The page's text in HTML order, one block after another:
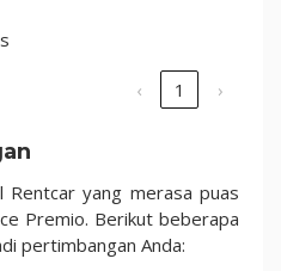
‹ 1 ›
Rentcar yang merasa puas
Premio. Berikut beberapa
pertimbangan Anda: